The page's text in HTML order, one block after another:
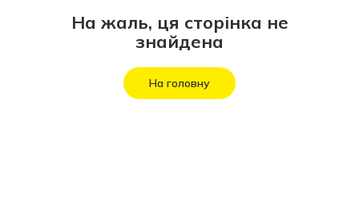
На жаль, ця сторінка не
знайдена
На головну